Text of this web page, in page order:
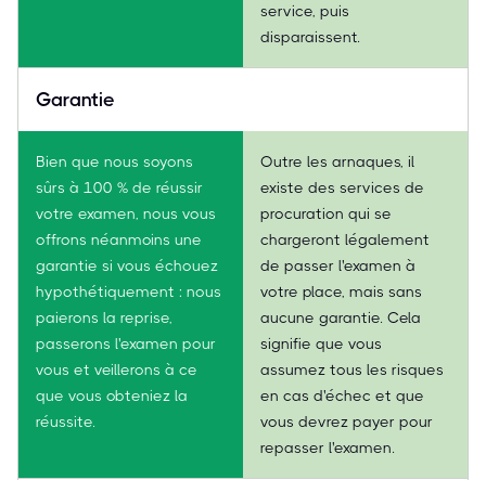
service, puis
disparaissent.
Garantie
Bien que nous soyons
sûrs à 100 % de réussir
votre examen, nous vous
offrons néanmoins une
garantie si vous échouez
hypothétiquement : nous
paierons la reprise,
passerons l'examen pour
vous et veillerons à ce
que vous obteniez la
réussite.
Outre les arnaques, il
existe des services de
procuration qui se
chargeront légalement
de passer l'examen à
votre place, mais sans
aucune garantie. Cela
signifie que vous
assumez tous les risques
en cas d'échec et que
vous devrez payer pour
repasser l'examen.